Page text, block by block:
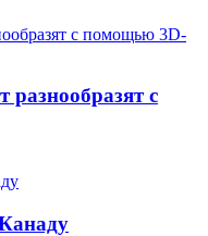
разнообразят с